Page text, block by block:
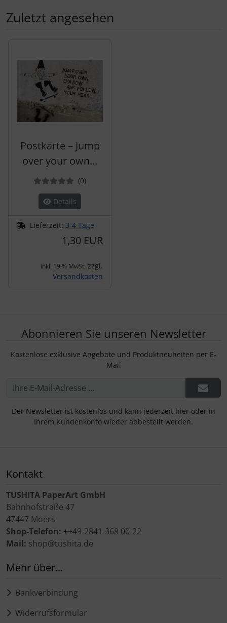
Zuletzt angesehen
Postkarte – Jump
over your own...
(0Bewertungen
)
Details
Lieferzeit: 3-4 Tage
1,30 EUR
inkl. 19 % MwSt. zzgl.
Versandkosten
Abonnieren Sie unseren Newsletter
Kostenlose exklusive Angebote und Produktneuheiten per E-
Mail
Der Newsletter ist kostenlos und kann jederzeit hier oder in
Ihrem Kundenkonto wieder abbestellt werden.
Kontakt
TUSHITA PaperArt GmbH
Bahnhofstraße 47
47447 Moers
Shop-Telefon: ++49-2841-368 00-22
Mail: shop@tushita.de
Mehr über...
Bankverbindung
Widerrufsformular